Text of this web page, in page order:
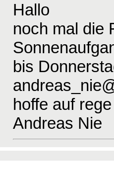
Hallo
noch mal die
bis
hoffe auf
Andreas Nie